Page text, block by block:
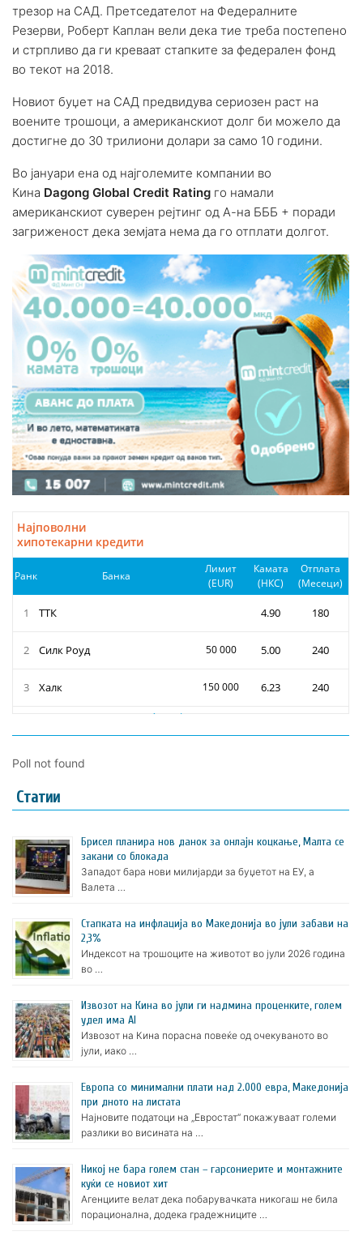
трезор на САД. Претседателот на Федералните
Резерви, Роберт Каплан вели дека тие треба постепено
и стрпливо да ги креваат стапките за федерален фонд
во текот на 2018.
Новиот буџет на САД предвидува сериозен раст на
воените трошоци, а американскиот долг би можело да
достигне до 30 трилиони долари за само 10 години.
Во јануари ена од најголемите компании во
Кина Dagong Global Credit Rating го намали
американскиот суверен рејтинг од А-на БББ + поради
загриженост дека земјата нема да го отплати долгот.
Poll not found
Статии
Брисел планира нов данок за онлајн коцкање, Малта се
закани со блокада
Западот бара нови милијарди за буџетот на ЕУ, а
Валета …
Стапката на инфлација во Македонија во јули забави на
2,3%
Индексот на трошоците на животот во јули 2026 година
во …
Извозот на Кина во јули ги надмина проценките, голем
удел има AI
Извозот на Кина порасна повеќе од очекуваното во
јули, иако …
Европа со минимални плати над 2.000 евра, Македонија
при дното на листата
Најновите податоци на „Евростат“ покажуваат големи
разлики во висината на …
Никој не бара голем стан – гарсониерите и монтажните
куќи се новиот хит
Агенциите велат дека побарувачката никогаш не била
порационална, додека градежниците …